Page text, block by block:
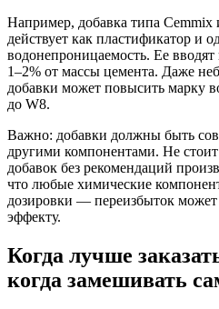
Например, добавка типа Cemmix
действует как пластификатор и
водонепроницаемость. Ее вводят
1–2% от массы цемента. Даже
добавки может повысить марку
до W8.
Важно: добавки должны быть
другими компонентами. Не
добавок без рекомендаций
что любые химические
дозировки — переизбыток
эффекту.
Когда лучше
когда замешивать